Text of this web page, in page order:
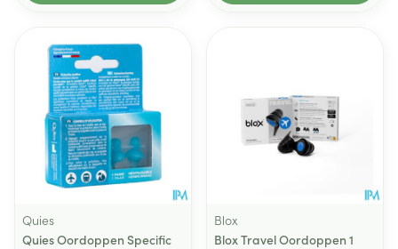
Quies
Quies Oordoppen Specific
Blox
Blox Travel Oordoppen 1